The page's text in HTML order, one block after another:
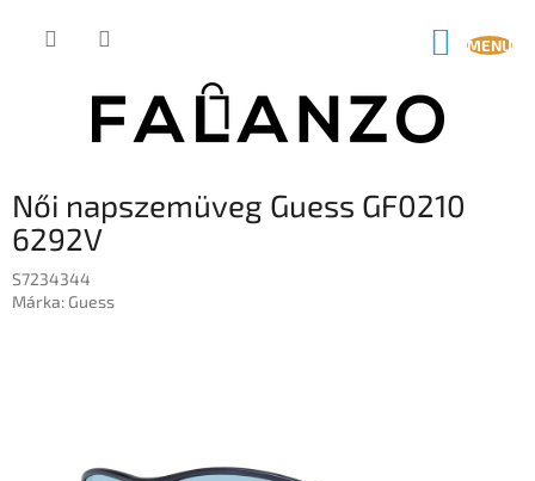
KOSÁR
Női napszemüveg Guess GF0210
6292V
S7234344
Márka: Guess